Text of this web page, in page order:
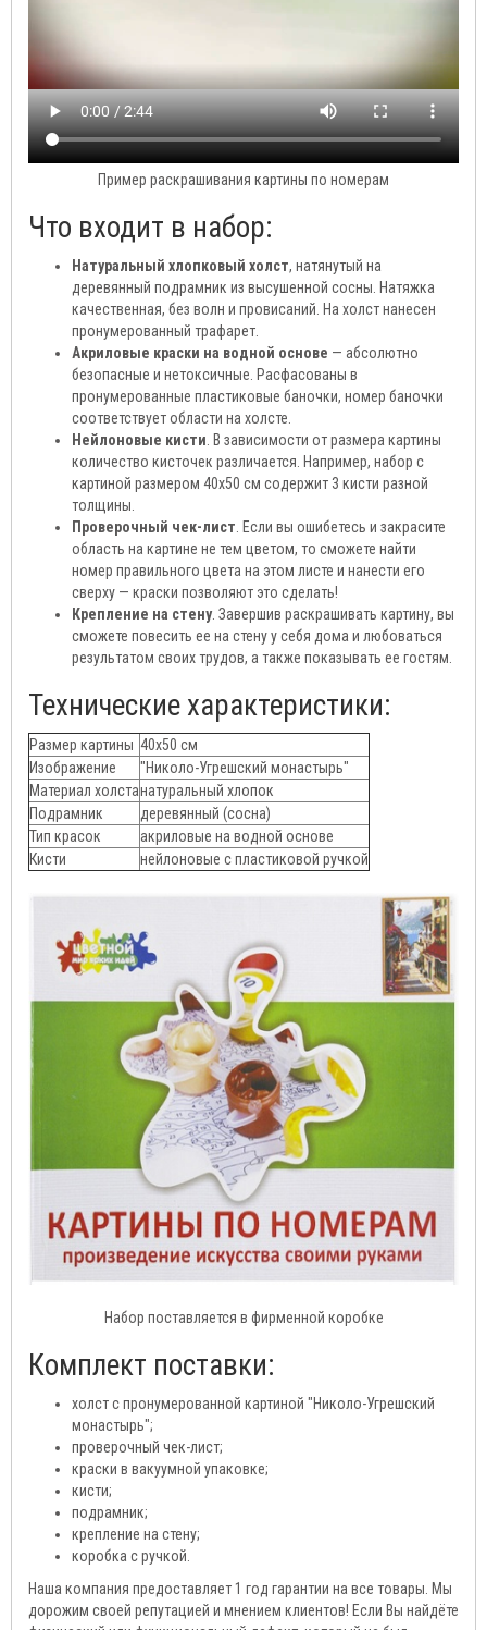
Пример раскрашивания картины по номерам
Что входит в набор:
Натуральный хлопковый холст, натянутый на
деревянный подрамник из высушенной сосны. Натяжка
качественная, без волн и провисаний. На холст нанесен
пронумерованный трафарет.
Акриловые краски на водной основе — абсолютно
безопасные и нетоксичные. Расфасованы в
пронумерованные пластиковые баночки, номер баночки
соответствует области на холсте.
Нейлоновые кисти . В зависимости от размера картины
количество кисточек различается. Например, набор с
картиной размером 40х50 см содержит 3 кисти разной
толщины.
Проверочный чек-лист . Если вы ошибетесь и закрасите
область на картине не тем цветом, то сможете найти
номер правильного цвета на этом листе и нанести его
сверху — краски позволяют это сделать!
Крепление на стену. Завершив раскрашивать картину, вы
сможете повесить ее на стену у себя дома и любоваться
результатом своих трудов, а также показывать ее гостям.
Технические характеристики:
Размер картины 40х50 см
Изображение
"Николо-Угрешский монастырь"
Материал холстанатуральный хлопок
Подрамник
деревянный (сосна)
Тип красок
акриловые на водной основе
Кисти
нейлоновые c пластиковой ручкой
Набор поставляется в фирменной коробке
Комплект поставки:
холст с пронумерованной картиной "Николо-Угрешский
монастырь";
проверочный чек-лист;
краски в вакуумной упаковке;
кисти;
подрамник;
крепление на стену;
коробка с ручкой.
Наша компания предоставляет 1 год гарантии на все товары. Мы
дорожим своей репутацией и мнением клиентов! Если Вы найдёте